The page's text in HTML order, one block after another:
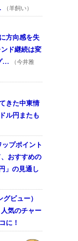
（羊飼い）
方向感を失
ド継続は変
…
（今井雅
きた中東情
ル円またも
ップポイント
おすすめの
」の見通し
ビュー）
気のチャー
に！